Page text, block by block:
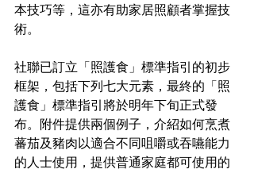
本技巧等，這亦有助家居照顧者掌握技
術。
社聯已訂立「照護食」標準指引的初步
框架，包括下列七大元素，最終的「照
護食」標準指引將於明年下旬正式發
布。附件提供兩個例子，介紹如何烹煮
蕃茄及豬肉以適合不同咀嚼或吞嚥能力
的人士使用，提供普通家庭都可使用的